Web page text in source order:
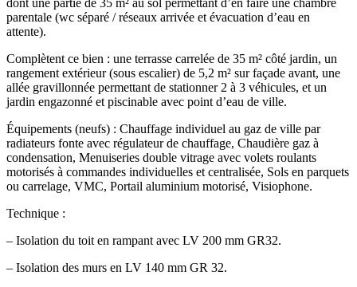
dont une partie de 35 m² au sol permettant d’en faire une chambre
parentale (wc séparé / réseaux arrivée et évacuation d’eau en
attente).
Complètent ce bien : une terrasse carrelée de 35 m² côté jardin, un
rangement extérieur (sous escalier) de 5,2 m² sur façade avant, une
allée gravillonnée permettant de stationner 2 à 3 véhicules, et un
jardin engazonné et piscinable avec point d’eau de ville.
Équipements (neufs) : Chauffage individuel au gaz de ville par
radiateurs fonte avec régulateur de chauffage, Chaudière gaz à
condensation, Menuiseries double vitrage avec volets roulants
motorisés à commandes individuelles et centralisée, Sols en parquets
ou carrelage, VMC, Portail aluminium motorisé, Visiophone.
Technique :
– Isolation du toit en rampant avec LV 200 mm GR32.
– Isolation des murs en LV 140 mm GR 32.